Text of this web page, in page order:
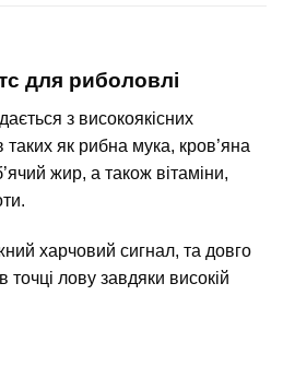
для риболовлі
з високоякісних
таких як рибна мука, кров’яна
жир, а також вітаміни,
харчовий сигнал, та довго
лову завдяки високій